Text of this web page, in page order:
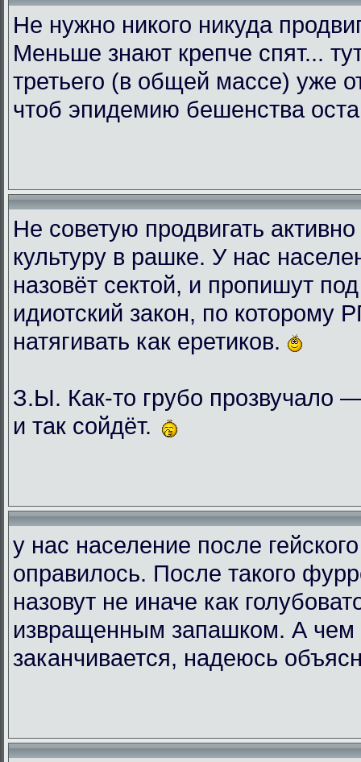
Не нужно никого никуда
Меньше знают крепче спят...
третьего (в общей массе) уже
чтоб эпидемию бешенства
Не советую продвигать
культуру в рашке. У нас
назовёт сектой, и пропишут
идиотский закон, по которому
натягивать как еретиков.
З.Ы. Как-то грубо прозвучало
и так сойдёт.
у нас население после
оправилось. После такого
назовут не иначе как
извращенным запашком. А чем
заканчивается, надеюсь